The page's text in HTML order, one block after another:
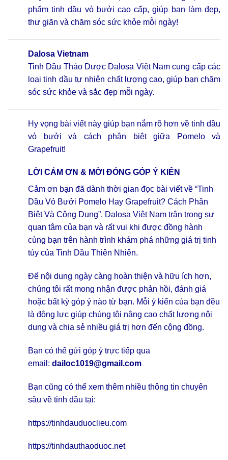
phẩm tinh dầu vỏ bưởi cao cấp, giúp bạn làm đẹp,
thư giãn và chăm sóc sức khỏe mỗi ngày!
Dalosa Vietnam
Tinh Dầu Thảo Dược Dalosa Việt Nam cung cấp các
loại tinh dầu tự nhiên chất lượng cao, giúp bạn chăm
sóc sức khỏe và sắc đẹp mỗi ngày.
Hy vọng bài viết này giúp bạn nắm rõ hơn về tinh dầu
vỏ bưởi và cách phân biệt giữa Pomelo và
Grapefruit!
LỜI CẢM ƠN & MỜI ĐÓNG GÓP Ý KIẾN
Cảm ơn bạn đã dành thời gian đọc bài viết về “Tinh
Dầu Vỏ Bưởi Pomelo Hay Grapefruit? Cách Phân
Biệt Và Công Dụng”. Dalosa Việt Nam trân trọng sự
quan tâm của bạn và rất vui khi được đồng hành
cùng bạn trên hành trình khám phá những giá trị tinh
túy của Tinh Dầu Thiên Nhiên.
Để nội dung ngày càng hoàn thiện và hữu ích hơn,
chúng tôi rất mong nhận được phản hồi, đánh giá
hoặc bất kỳ góp ý nào từ bạn. Mỗi ý kiến của bạn đều
là động lực giúp chúng tôi nâng cao chất lượng nội
dung và chia sẻ nhiều giá trị hơn đến cộng đồng.
Bạn có thể gửi góp ý trực tiếp qua
email: dailoc1019@gmail.com
Bạn cũng có thể xem thêm nhiều thông tin chuyên
sâu về tinh dầu tại:
https://tinhdauduoclieu.com
https://tinhdauthaoduoc.net